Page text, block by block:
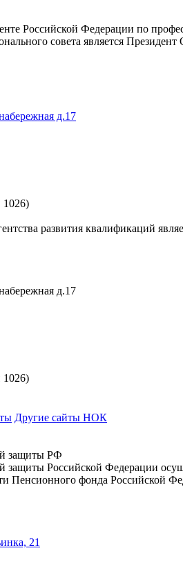
Российской Федерации по
совета является
д.17
1026)
развития квалификаций
д.17
1026)
Другие сайты НОК
защиты РФ
защиты Российской Федерации
Пенсионного фонда Российской
21